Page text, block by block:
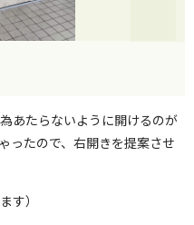
あたらないように開けるのが
ったので、右開きを提案させ
す）